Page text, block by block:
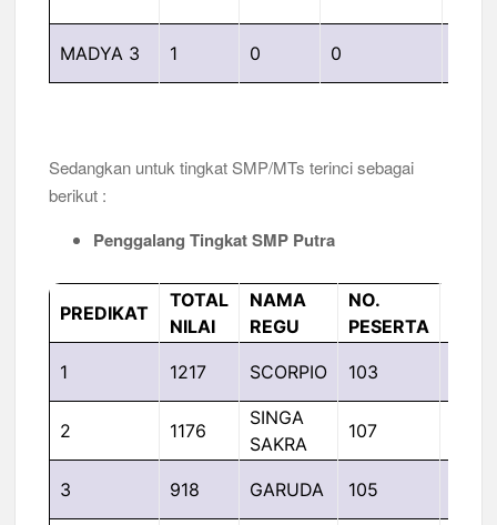
MADYA 3 1 0 0
Sedangkan untuk tingkat SMP/MTs terinci sebagai
berikut :
Penggalang Tingkat SMP Putra
PREDIKAT
TOTAL
NILAI
NAMA
REGU
NO.
PESERTA
1 1217 SCORPIO 103
2 1176
SINGA
SAKRA
107
3 918 GARUDA 105